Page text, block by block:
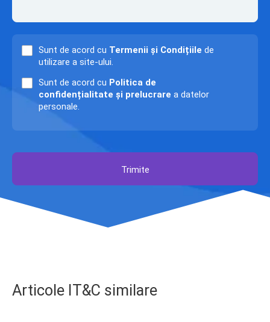
Sunt de acord cu Termenii și Condițiile de
utilizare a site-ului.
Sunt de acord cu Politica de
confidențialitate și prelucrare a datelor
personale.
Trimite
Articole IT&C similare